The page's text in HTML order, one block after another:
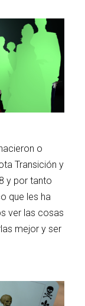
o
Transición y
y por tanto
que les ha
ver las cosas
mejor y ser